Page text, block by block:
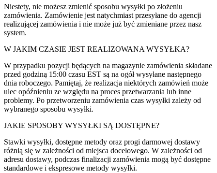
Niestety, nie możesz zmienić sposobu wysyłki po złożeniu
zamówienia. Zamówienie jest natychmiast przesyłane do agencji
realizującej zamówienia i nie może już być zmieniane przez nasz
system.
W JAKIM CZASIE JEST REALIZOWANA WYSYŁKA?
W przypadku pozycji będących na magazynie zamówienia składane
przed godziną 15:00 czasu EST są na ogół wysyłane następnego
dnia roboczego. Pamiętaj, że realizacja niektórych zamówień może
ulec opóźnieniu ze względu na proces przetwarzania lub inne
problemy. Po przetworzeniu zamówienia czas wysyłki zależy od
wybranego sposobu wysyłki.
JAKIE SPOSOBY WYSYŁKI SĄ DOSTĘPNE?
Stawki wysyłki, dostępne metody oraz progi darmowej dostawy
różnią się w zależności od miejsca docelowego. W zależności od
adresu dostawy, podczas finalizacji zamówienia mogą być dostępne
standardowe i ekspresowe metody wysyłki.